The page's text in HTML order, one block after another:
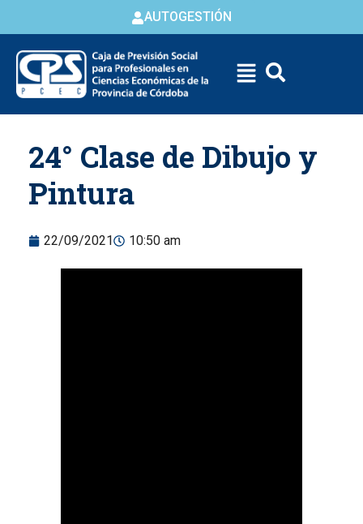
AUTOGESTIÓN
content
24° Clase de Dibujo y
Pintura
22/09/2021 10:50 am